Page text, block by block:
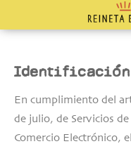
En cumplimiento del
de julio, de Servicios
Comercio Electrónico,